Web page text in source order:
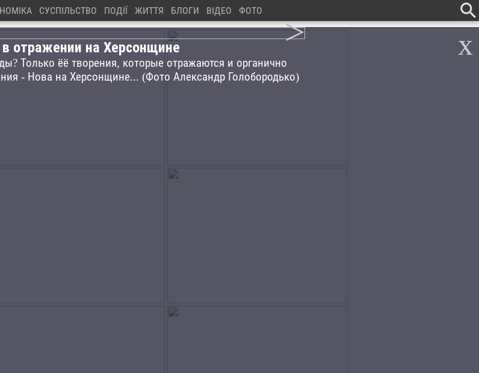
СУСПІЛЬСТВО ПОДІЇ ЖИТТЯ БЛОГИ ВІДЕО ФОТО
x
>
отражении на Херсонщине
Только ёё творения, которые отражаются и органично
- Нова на Херсонщине... (Фото Александр Голобородько)